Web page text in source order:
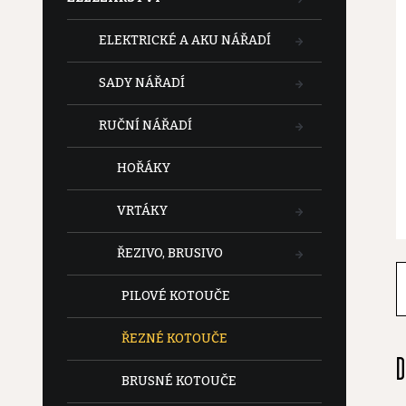
ELEKTRICKÉ A AKU NÁŘADÍ
SADY NÁŘADÍ
RUČNÍ NÁŘADÍ
HOŘÁKY
VRTÁKY
ŘEZIVO, BRUSIVO
PILOVÉ KOTOUČE
ŘEZNÉ KOTOUČE
BRUSNÉ KOTOUČE